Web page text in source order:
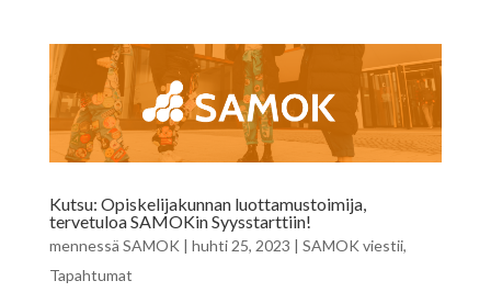
Kutsu: Opiskelijakunnan luottamustoimija,
tervetuloa SAMOKin Syysstarttiin!
mennessä SAMOK | huhti 25, 2023 | SAMOK viestii,
Tapahtumat